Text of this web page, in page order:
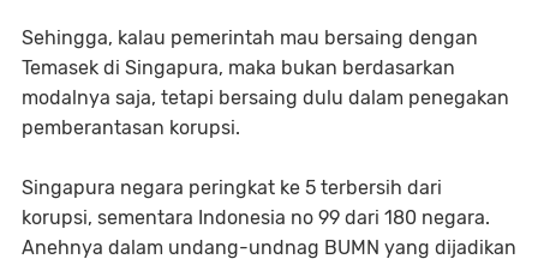
Sehingga, kalau pemerintah mau bersaing dengan
Temasek di Singapura, maka bukan berdasarkan
modalnya saja, tetapi bersaing dulu dalam penegakan
pemberantasan korupsi.
Singapura negara peringkat ke 5 terbersih dari
korupsi, sementara Indonesia no 99 dari 180 negara.
Anehnya dalam undang-undnag BUMN yang dijadikan